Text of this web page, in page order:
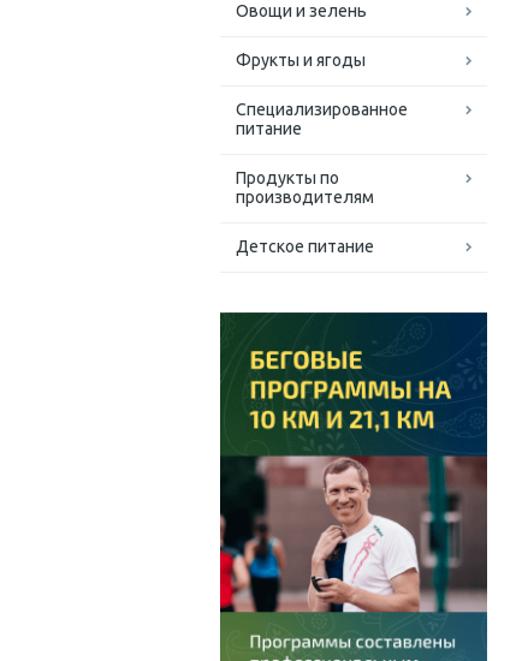
Овощи и зелень
Фрукты и ягоды
Специализированное
питание
Продукты по
производителям
Детское питание